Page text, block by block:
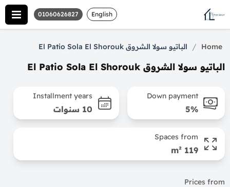
English
01060626827
Home
/ الباتيو سولا الشروق El Patio Sola El Shorouk
الباتيو سولا الشروق El Patio Sola El Shorouk
Down payment
5%
Installment years
10 سنوات
Spaces from
119 m²
Prices from